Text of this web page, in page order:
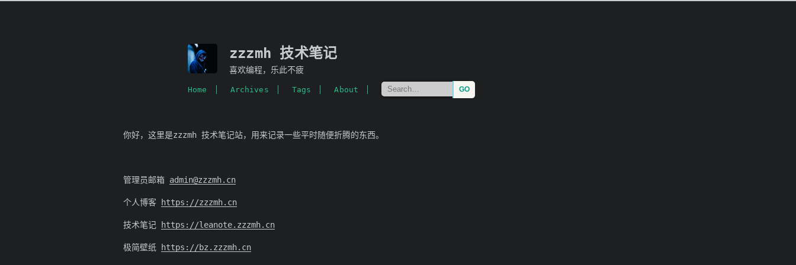
zzzmh 技术笔记
喜欢编程，乐此不疲
Home Archives Tags About
你好，这里是zzzmh 技术笔记站，用来记录一些平时随便折腾的东西。
管理员邮箱 admin@zzzmh.cn
个人博客 https://zzzmh.cn
技术笔记 https://leanote.zzzmh.cn
极简壁纸 https://bz.zzzmh.cn